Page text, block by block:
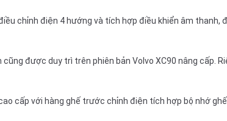
chỉnh điện 4 hướng và tích hợp điều khiển âm thanh,
được duy trì trên phiên bản Volvo XC90 nâng cấp.
cấp với hàng ghế trước chỉnh điện tích hợp bộ nhớ ghế